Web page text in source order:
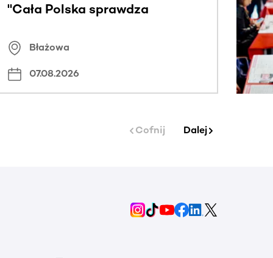
"Cała Polska sprawdza
Błażowa
07.08.2026
Cofnij Dalej